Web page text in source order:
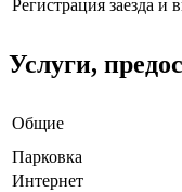
Регистрация заезда и
Услуги,
Общие
Парковка
Интернет